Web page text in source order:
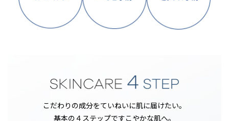
こだわりの成分をていねいに肌に届けたい。
基本の４ステップですこやかな肌へ。